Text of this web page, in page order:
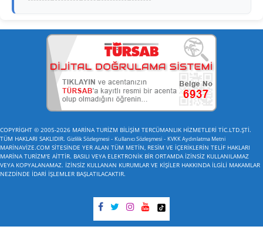
COPYRİGHT © 2005-2026 MARİNA TURİZM BİLİŞİM TERCÜMANLIK HİZMETLERİ TİC.LTD.ŞTİ.
TÜM HAKLARI SAKLIDIR. Gizlilik Sözleşmesi - Kullanıcı Sözleşmesi - KVKK Aydınlatma Metni
MARİNAVİZE.COM SİTESİNDE YER ALAN TÜM METİN, RESİM VE İÇERİKLERİN TELİF HAKLARI
MARİNA TURİZM'E AİTTİR. BASILI VEYA ELEKTRONİK BİR ORTAMDA İZİNSİZ KULLANILAMAZ
VEYA KOPYALANAMAZ. İZİNSİZ KULLANAN KURUMLAR VE KİŞİLER HAKKINDA İLGİLİ MAKAMLAR
NEZDİNDE İDARİ İŞLEMLER BAŞLATILACAKTIR.